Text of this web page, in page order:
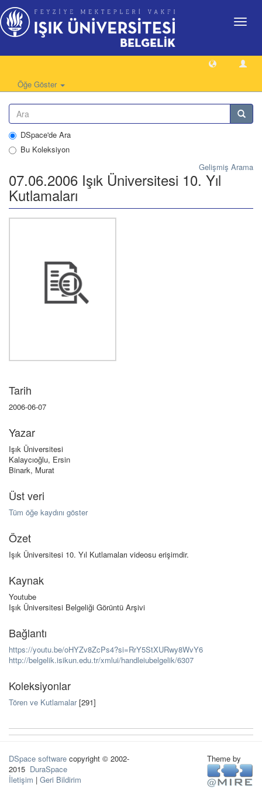
Geçiş
Öğe Göster
DSpace'de Ara
Bu Koleksiyon
Gelişmiş Arama
07.06.2006 Işık Üniversitesi 10. Yıl
Kutlamaları
Tarih
2006-06-07
Yazar
Işık Üniversitesi
Kalaycıoğlu, Ersin
Binark, Murat
Üst veri
Tüm öğe kaydını göster
Özet
Işık Üniversitesi 10. Yıl Kutlamaları videosu erişimdir.
Kaynak
Youtube
Işık Üniversitesi Belgeliği Görüntü Arşivi
Bağlantı
https://youtu.be/oHYZv8ZcPs4?si=RrY5StXURwy8WvY6
http://belgelik.isikun.edu.tr/xmlui/handleiubelgelik/6307
Koleksiyonlar
Tören ve Kutlamalar[291]
DSpace software copyright © 2002-
2015 DuraSpace
İletişim | Geri Bildirim
Theme by